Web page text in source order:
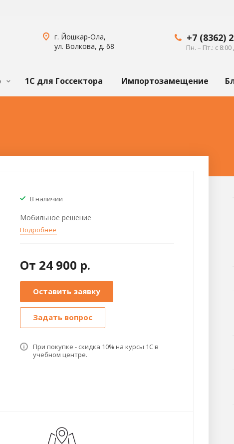
+7 (8362)
Пн. – Пт.: с 8:00
г. Йошкар-Ола,
ул. Волкова, д. 68
1С для Госсектора Импортозамещение
В наличии
Мобильное решение
Подробнее
От 24 900 р.
Оставить заявку
Задать вопрос
При покупке - скидка 10% на курсы 1С в
учебном центре.